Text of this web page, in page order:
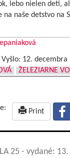
lebo nielen deti,
naše detstvo na
12. decembra
ŽELEZIARNE
Print
25 - vydané: